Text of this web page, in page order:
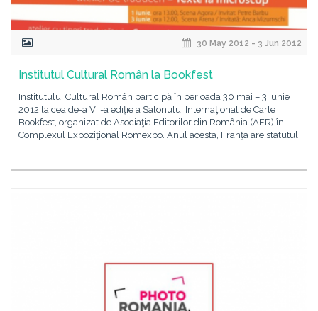
30 May 2012 - 3 Jun 2012
Institutul Cultural Român la Bookfest
Institutului Cultural Român participă în perioada 30 mai – 3 iunie
2012 la cea de-a VII-a ediţie a Salonului Internaţional de Carte
Bookfest, organizat de Asociaţia Editorilor din România (AER) în
Complexul Expozițional Romexpo. Anul acesta, Franţa are statutul